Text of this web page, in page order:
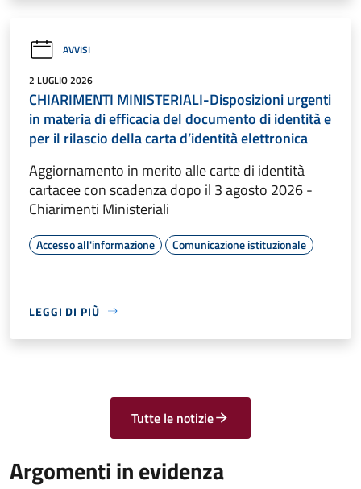
AVVISI
2 LUGLIO 2026
CHIARIMENTI MINISTERIALI-Disposizioni urgenti
in materia di efficacia del documento di identità e
per il rilascio della carta d’identità elettronica
Aggiornamento in merito alle carte di identità
cartacee con scadenza dopo il 3 agosto 2026 -
Chiarimenti Ministeriali
Accesso all'informazione Comunicazione istituzionale
LEGGI DI PIÙ
Tutte le notizie
Argomenti in evidenza